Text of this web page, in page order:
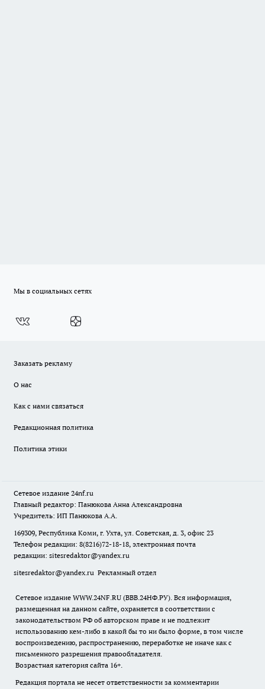
Мы в социальных сетях
Заказать рекламу
О нас
Как с нами связаться
Редакционная политика
Политика этики
Сетевое издание 24nf.ru
Главный редактор: Панюкова Анна Александровна
Учредитель: ИП Панюкова А.А.
169309, Республика Коми, г. Ухта, ул. Советская, д. 3, офис 23
Телефон редакции: 8(8216)72-18-18, электронная почта
редакции: sitesredaktor@yandex.ru
sitesredaktor@yandex.ru Рекламный отдел
Сетевое издание WWW.24NF.RU (ВВВ.24НФ.РУ). Вся информация,
размещенная на данном сайте, охраняется в соответствии с
законодательством РФ об авторском праве и не подлежит
использованию кем-либо в какой бы то ни было форме, в том числе
воспроизведению, распространению, переработке не иначе как с
письменного разрешения правообладателя.
Возрастная категория сайта 16+.
Редакция портала не несет ответственности за комментарии